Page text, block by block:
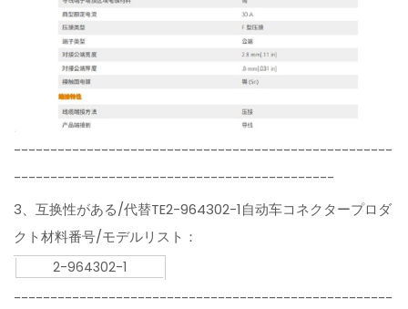
----------------------------------------------------
--------------------------------------------
3、互换性がある/代替TE2-964302-1自动车コネクタープロダ
クト材料番号/モデルリスト：
2-964302-1
----------------------------------------------------